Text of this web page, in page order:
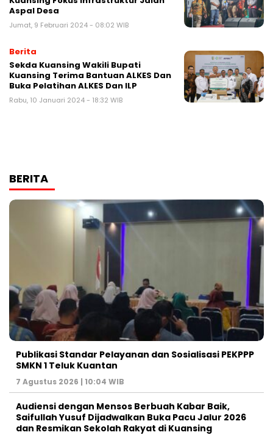
Aspal Desa
Jumat, 9 Februari 2024 - 08:02 WIB
Berita
Sekda Kuansing Wakili Bupati
Kuansing Terima Bantuan ALKES Dan
Buka Pelatihan ALKES Dan ILP
Rabu, 10 Januari 2024 - 18:32 WIB
BERITA
Publikasi Standar Pelayanan dan Sosialisasi PEKPPP
SMKN 1 Teluk Kuantan
7 Agustus 2026 | 10:04 WIB
Audiensi dengan Mensos Berbuah Kabar Baik,
Saifullah Yusuf Dijadwalkan Buka Pacu Jalur 2026
dan Resmikan Sekolah Rakyat di Kuansing